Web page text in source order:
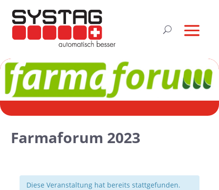
Farmaforum 2023
Diese Veranstaltung hat bereits stattgefunden.